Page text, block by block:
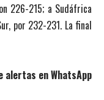
226-215; a Sudáfrica
por 232-231. La final
alertas en WhatsApp